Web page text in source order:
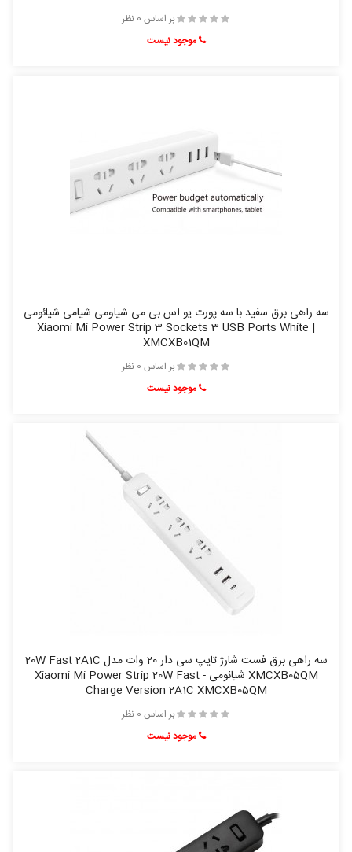
بر اساس 0 نظر
موجود نیست
سه راهی برق سفید با سه پورت یو اس بی می شیاومی شیامی شیائومی
| Xiaomi Mi Power Strip 3 Sockets 3 USB Ports White
XMCXB01QM
بر اساس 0 نظر
موجود نیست
سه راهی برق فست شارژ تایپ سی دار 20 وات مدل 20W Fast 2A1C
XMCXB05QM شیائومی - Xiaomi Mi Power Strip 20W Fast
Charge Version 2A1C XMCXB05QM
بر اساس 0 نظر
موجود نیست